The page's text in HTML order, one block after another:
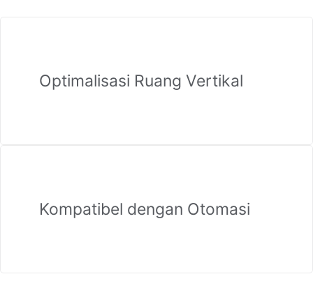
Optimalisasi Ruang Vertikal
Kompatibel dengan Otomasi